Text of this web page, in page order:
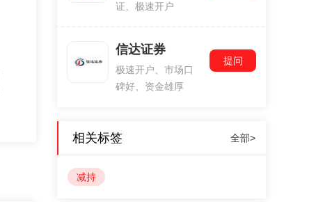
证、极速开户
信达证券
极速开户、市场口
碑好、资金雄厚
提问
相关标签 全部>
减持